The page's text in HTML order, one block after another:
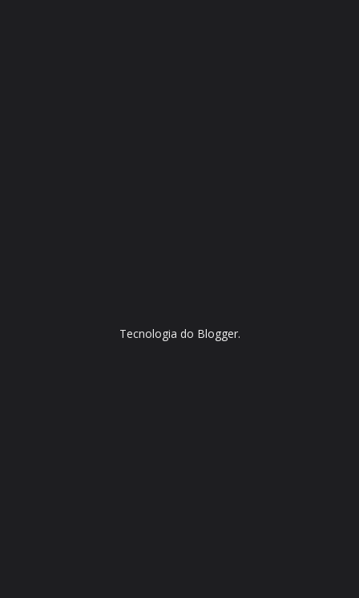
Tecnologia do Blogger.